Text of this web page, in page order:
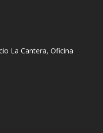
La Cantera, Oficina